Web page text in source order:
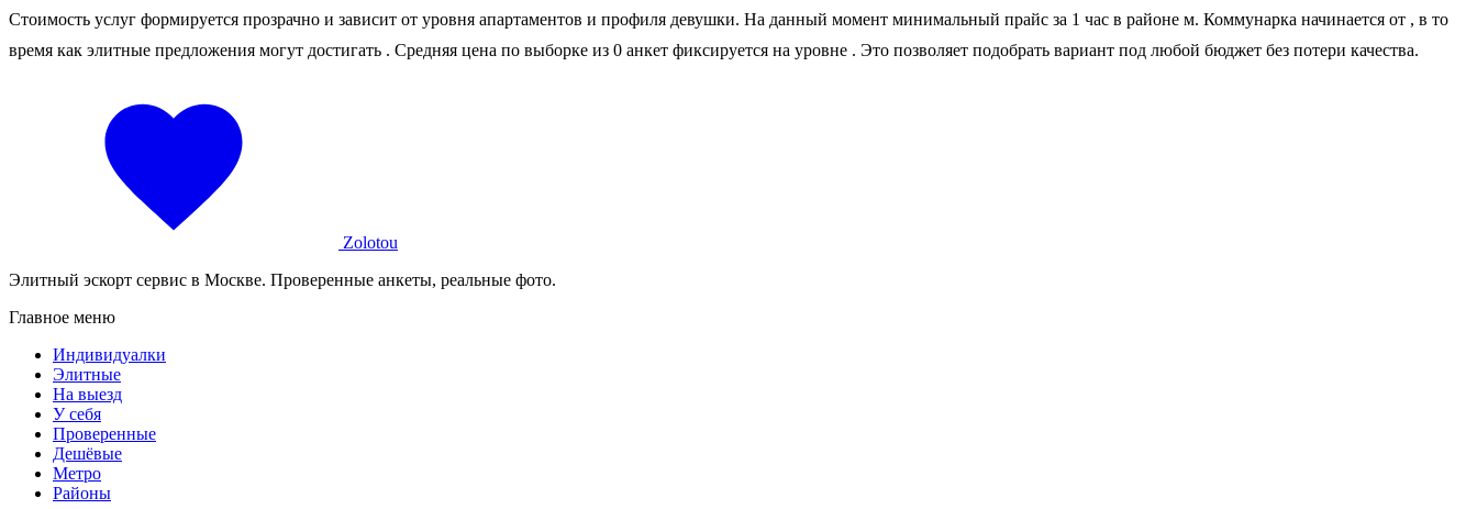
Стоимость услуг формируется прозрачно и зависит от уровня апартаментов и профиля девушки. На данный момент минимальный прайс за 1 час в районе м. Коммунарка начинается от , в то
время как элитные предложения могут достигать . Средняя цена по выборке из 0 анкет фиксируется на уровне . Это позволяет подобрать вариант под любой бюджет без потери качества.
Zolotou
Элитный эскорт сервис в Москве. Проверенные анкеты, реальные фото.
Главное меню
Индивидуалки
Элитные
На выезд
У себя
Проверенные
Дешёвые
Метро
Районы